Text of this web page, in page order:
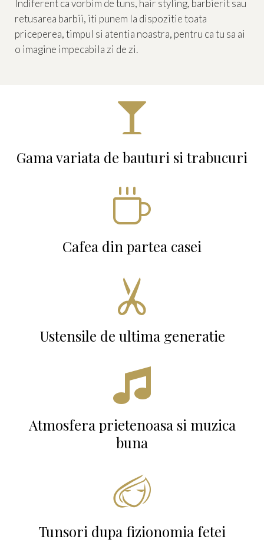
Indiferent ca vorbim de tuns, hair styling, barbierit sau
retusarea barbii, iti punem la dispozitie toata
priceperea, timpul si atentia noastra, pentru ca tu sa ai
o imagine impecabila zi de zi.

Gama variata de bauturi si trabucuri

Cafea din partea casei

Ustensile de ultima generatie

Atmosfera prietenoasa si muzica
buna

Tunsori dupa fizionomia fetei